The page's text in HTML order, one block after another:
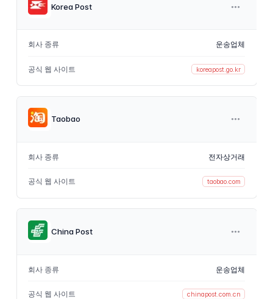
Korea Post
회사 종류 운송업체
공식 웹 사이트 koreapost.go.kr
Taobao
회사 종류 전자상거래
공식 웹 사이트 taobao.com
China Post
회사 종류 운송업체
공식 웹 사이트 chinapost.com.cn